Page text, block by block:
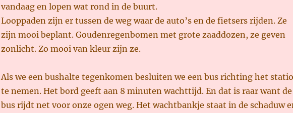
vandaag en lopen wat rond in de buurt.
Looppaden zijn er tussen de weg waar de auto’s en de fietsers rijden. Ze
zijn mooi beplant. Goudenregenbomen met grote zaaddozen, ze geven
zonlicht. Zo mooi van kleur zijn ze.
Als we een bushalte tegenkomen besluiten we een bus richting het
te nemen. Het bord geeft aan 8 minuten wachttijd. En dat is raar want de
bus rijdt net voor onze ogen weg. Het wachtbankje staat in de schaduw